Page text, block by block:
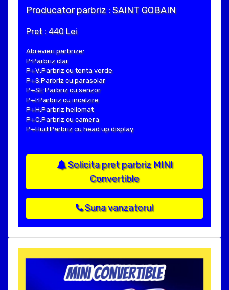
Producator parbriz : SAINT GOBAIN
Pret : 440 Lei
Abrevieri parbrize:
P:Parbriz clar
P+V:Parbriz cu tenta verde
P+S:Parbriz cu parasolar
P+SE:Parbriz cu senzor
P+I:Parbriz cu incalzire
P+H:Parbriz heliomat
P+C:Parbriz cu camera
P+Hud:Parbriz cu head up display
Solicita pret parbriz MINI
Convertible
Suna vanzatorul